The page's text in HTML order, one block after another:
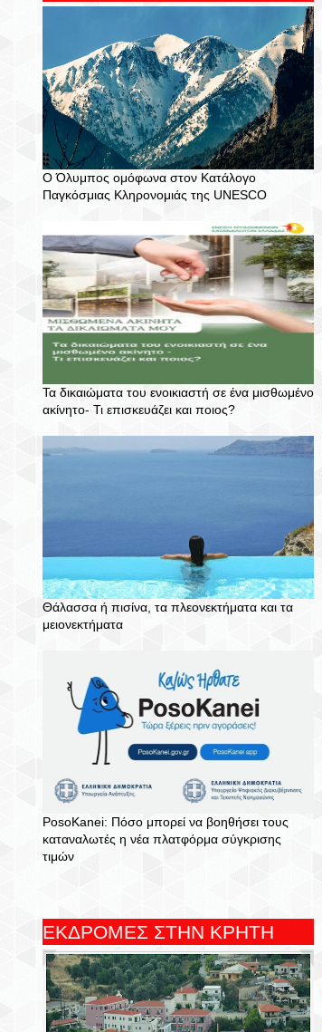
Ο Όλυμπος ομόφωνα στον Κατάλογο
Παγκόσμιας Κληρονομιάς της UNESCO
Τα δικαιώματα του ενοικιαστή σε ένα μισθωμένο
ακίνητο- Τι επισκευάζει και ποιος?
Θάλασσα ή πισίνα, τα πλεονεκτήματα και τα
μειονεκτήματα
PosoKanei: Πόσο μπορεί να βοηθήσει τους
καταναλωτές η νέα πλατφόρμα σύγκρισης
τιμών
ΕΚΔΡΟΜΕΣ ΣΤΗΝ ΚΡΗΤΗ